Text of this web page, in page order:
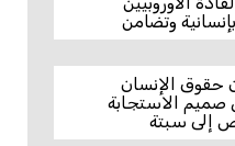
وتضامن
حقوق الإنسان
صميم الاستجابة
إلى سبتة